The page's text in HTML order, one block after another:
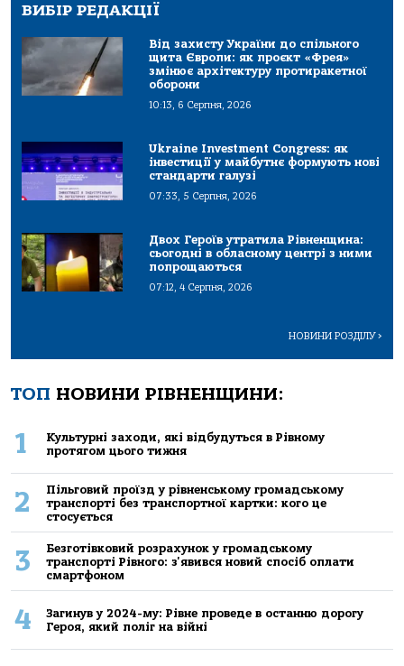
ВИБІР РЕДАКЦІЇ
Від захисту України до спільного
щита Європи: як проєкт «Фрея»
змінює архітектуру протиракетної
оборони
10:13, 6 Серпня, 2026
Ukraine Investment Congress: як
інвестиції у майбутнє формують нові
стандарти галузі
07:33, 5 Серпня, 2026
Двох Героїв утратила Рівненщина:
сьогодні в обласному центрі з ними
попрощаються
07:12, 4 Серпня, 2026
НОВИНИ РОЗДІЛУ>
ТОП НОВИНИ РІВНЕНЩИНИ:
1
Культурні заходи, які відбудуться в Рівному
протягом цього тижня
2
Пільговий проїзд у рівненському громадському
транспорті без транспортної картки: кого це
стосується
3
Безготівковий розрахунок у громадському
транспорті Рівного: з'явився новий спосіб оплати
смартфоном
4
Загинув у 2024-му: Рівне проведе в останню дорогу
Героя, який поліг на війні